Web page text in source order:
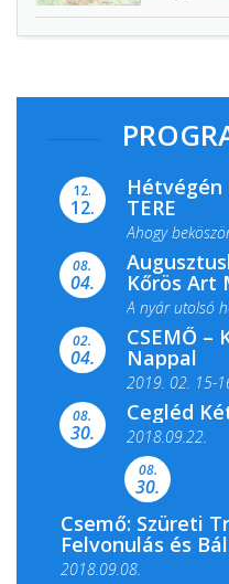
12.
12.
Hétvégén
TERE
Ahogy
ismét megtelik
08.
04. Kőrös Art
A nyár utolsó
filmkínálattal,
02.
04.
CSEMŐ –
Nappal
2019. 02. 15-
Színes és
Csemői
08.
30.
Cegléd
2018.09.22.
08.
30.
Csemő: Szüreti
Felvonulás és Bál
2018.09.08.